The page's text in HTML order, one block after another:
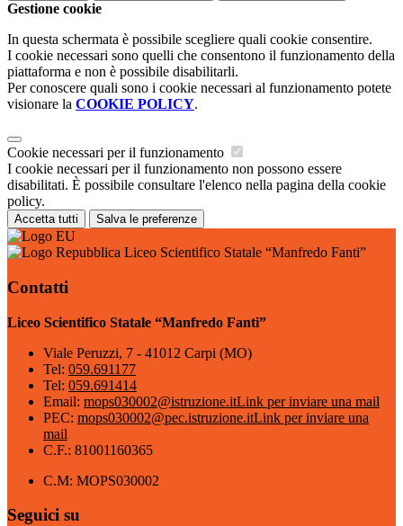
Gestione cookie
In questa schermata è possibile scegliere quali cookie consentire.
I cookie necessari sono quelli che consentono il funzionamento della
piattaforma e non è possibile disabilitarli.
Per conoscere quali sono i cookie necessari al funzionamento potete
visionare la COOKIE POLICY.
Cookie necessari per il funzionamento
I cookie necessari per il funzionamento non possono essere
disabilitati. È possibile consultare l'elenco nella pagina della cookie
policy.
Accetta tutti Salva le preferenze
Liceo Scientifico Statale “Manfredo Fanti”
Contatti
Liceo Scientifico Statale “Manfredo Fanti”
Viale Peruzzi, 7 - 41012 Carpi (MO)
Tel: 059.691177
Tel: 059.691414
Email: mops030002@istruzione.itLink per inviare una mail
PEC: mops030002@pec.istruzione.itLink per inviare una
mail
C.F.: 81001160365
C.M: MOPS030002
Seguici su